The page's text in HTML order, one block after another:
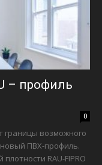
– профиль
0
границы возможного
ПВХ-профиль.
RAU-FIPRO